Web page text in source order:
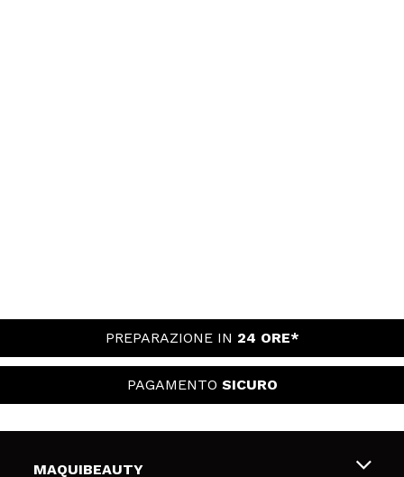
PREPARAZIONE IN 24 ORE*
PAGAMENTO SICURO
MAQUIBEAUTY